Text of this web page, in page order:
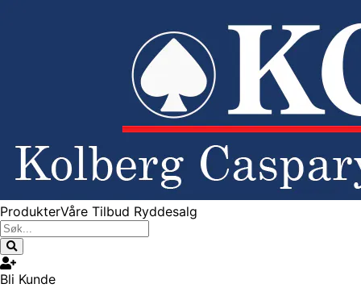
ProdukterVåre Tilbud Ryddesalg
Bli Kunde